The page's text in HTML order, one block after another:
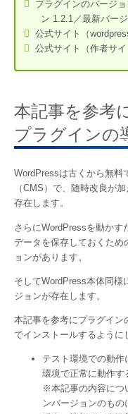
プラグインのバージ
ン 1.2.1／最新バー
公式サイト（
公式サイト（作者サイ
本記事を参考
プラグインの
WordPressは古くから無料
（CMS）で、随時改良が
存在します。
さらにWordPressを動かす
データを保存しておくため
ョンがあります。
そしてWordPress本体同様
ジョンが存在します。
本記事を参考にプラグイン
でインストールするように
テスト環境での動
環境で正常に動作す
※本記事の内容につ
ンバージョンのも